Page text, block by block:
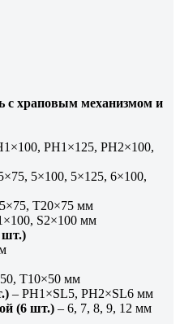
с храповым механизмом и
PH1×125, PH2×100,
5×100, 5×125, 6×100,
T20×75 мм
S2×100 мм
шт.)
T10×50 мм
– PH1×SL5, PH2×SL6 мм
(6 шт.) – 6, 7, 8, 9, 12 мм